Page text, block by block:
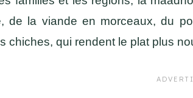
de la viande en morceaux, du
chiches, qui rendent le plat plus